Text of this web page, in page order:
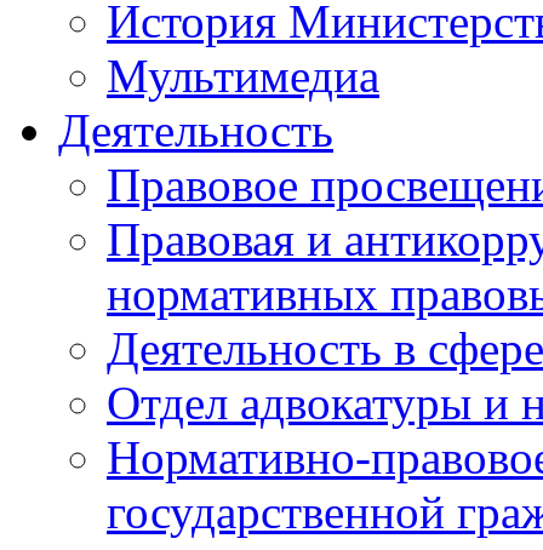
История
Мультимедиа
Деятельность
Правовое
Правовая и
нормативных
Деятельность в
Отдел адвокатуры и
Нормативно-
государственной